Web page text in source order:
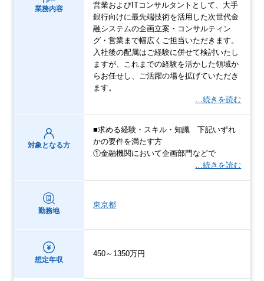
業務内容
営業およびITコンサルタントとして、大手
銀行向けに最先端技術を活用した次世代金
融システムの企画立案・コンサルティン
グ・営業まで幅広くご担当いただきます。
入社後の配属はご経験に併せて検討いたし
ますが、これまでの経験を活かした領域か
らお任せし、ご活躍の場を拡げていただき
ます。
…続きを読む
対象となる方
■求める経験・スキル・知識 下記いずれ
かの要件を満たす方
①金融機関において企画部門などで
…続きを読む
勤務地
東京都
想定年収
450～1350万円